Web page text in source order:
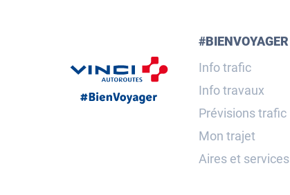
#BIENVOYAGER
Info trafic
Info travaux
Prévisions trafic
Mon trajet
Aires et services